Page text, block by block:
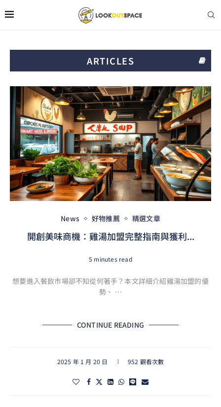
ARTICLES
News 好物推薦 精選文章
開創美味商機：雞湯加盟完整指南與獲利...
5 minutes read
想要進入餐飲市場卻不知從何著手？本文詳細介紹雞湯加盟的優
勢、 …
CONTINUE READING
2025 年 1 月 20 日 952 觀看次數